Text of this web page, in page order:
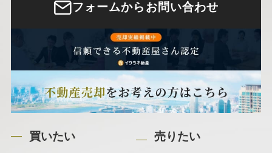
フォームからお問い合わせ
買いたい
売りたい